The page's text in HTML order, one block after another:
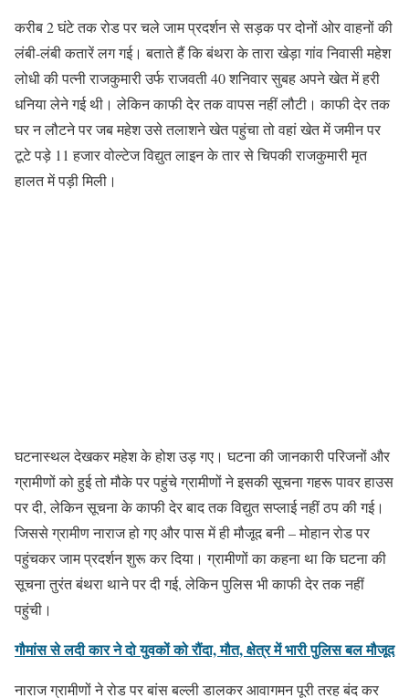
करीब 2 घंटे तक रोड पर चले जाम प्रदर्शन से सड़क पर दोनों ओर वाहनों की
लंबी-लंबी कतारें लग गई। बताते हैं कि बंथरा के तारा खेड़ा गांव निवासी महेश
लोधी की पत्नी राजकुमारी उर्फ राजवती 40 शनिवार सुबह अपने खेत में हरी
धनिया लेने गई थी। लेकिन काफी देर तक वापस नहीं लौटी। काफी देर तक
घर न लौटने पर जब महेश उसे तलाशने खेत पहुंचा तो वहां खेत में जमीन पर
टूटे पड़े 11 हजार वोल्टेज विद्युत लाइन के तार से चिपकी राजकुमारी मृत
हालत में पड़ी मिली।
घटनास्थल देखकर महेश के होश उड़ गए। घटना की जानकारी परिजनों और
ग्रामीणों को हुई तो मौके पर पहुंचे ग्रामीणों ने इसकी सूचना गहरू पावर हाउस
पर दी, लेकिन सूचना के काफी देर बाद तक विद्युत सप्लाई नहीं ठप की गई।
जिससे ग्रामीण नाराज हो गए और पास में ही मौजूद बनी – मोहान रोड पर
पहुंचकर जाम प्रदर्शन शुरू कर दिया। ग्रामीणों का कहना था कि घटना की
सूचना तुरंत बंथरा थाने पर दी गई, लेकिन पुलिस भी काफी देर तक नहीं
पहुंची।
गौमांस से लदी कार ने दो युवकों को रौंदा, मौत, क्षेत्र में भारी पुलिस बल मौजूद
नाराज ग्रामीणों ने रोड पर बांस बल्ली डालकर आवागमन पूरी तरह बंद कर